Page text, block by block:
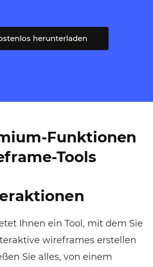
herunterladen
Funktionen
Tools
Ihnen ein Tool, mit dem Sie
wireframes erstellen
Sie alles, von einem